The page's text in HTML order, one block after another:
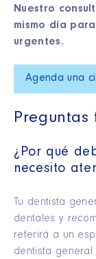
Nuestro
mismo día
urgentes.
Agenda una
Preguntas
¿Por qué
necesito
Tu dentista
dentales y
referirá a un
dentista